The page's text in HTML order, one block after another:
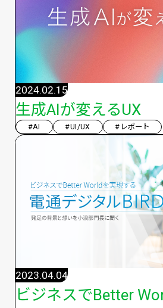
生成AIが変えるUX
2024.02.15
#AI #UI/UX #レポート
ビジネスでBetter
2023.04.04